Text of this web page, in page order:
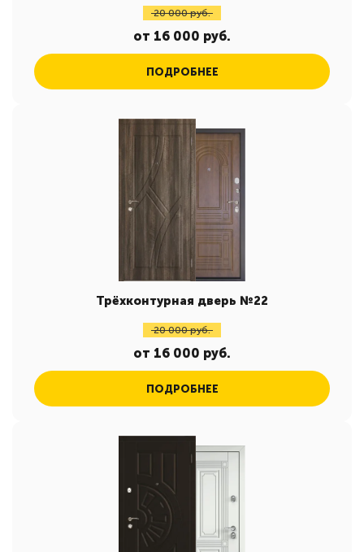
20 000 руб.
от 16 000 руб.
ПОДРОБНЕЕ
Трёхконтурная дверь №22
20 000 руб.
от 16 000 руб.
ПОДРОБНЕЕ